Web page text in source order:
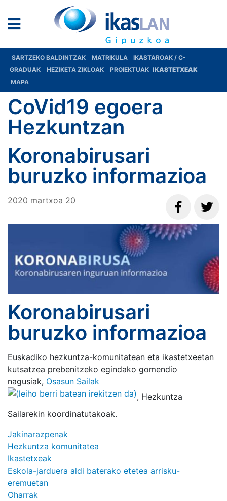
SARTZEKO BALDINTZAK MATRIKULA
IKASTAROAK / C-
GRADUAK
HEZIKETA ZIKLOAK PROIEKTUAK IKASTETXEAK
MAPA
CoVid19 egoera
Hezkuntzan
Koronabirusari
buruzko informazioa
2020 martxoa 20
Koronabirusari
buruzko informazioa
Euskadiko hezkuntza-komunitatean eta ikastetxeetan
kutsatzea prebenitzeko egindako gomendio
nagusiak, Osasun Sailak
, Hezkuntza
Sailarekin koordinatutakoak.
Jakinarazpenak
Hezkuntza komunitatea
Ikastetxeak
Eskola-jarduera aldi baterako etetea arrisku-
eremuetan
Oharrak